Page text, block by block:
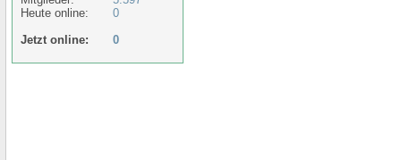
Heute online:
0
Jetzt online:
0